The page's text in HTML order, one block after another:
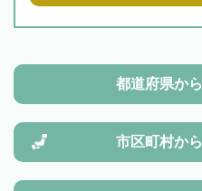
都道府県から
市区町村から